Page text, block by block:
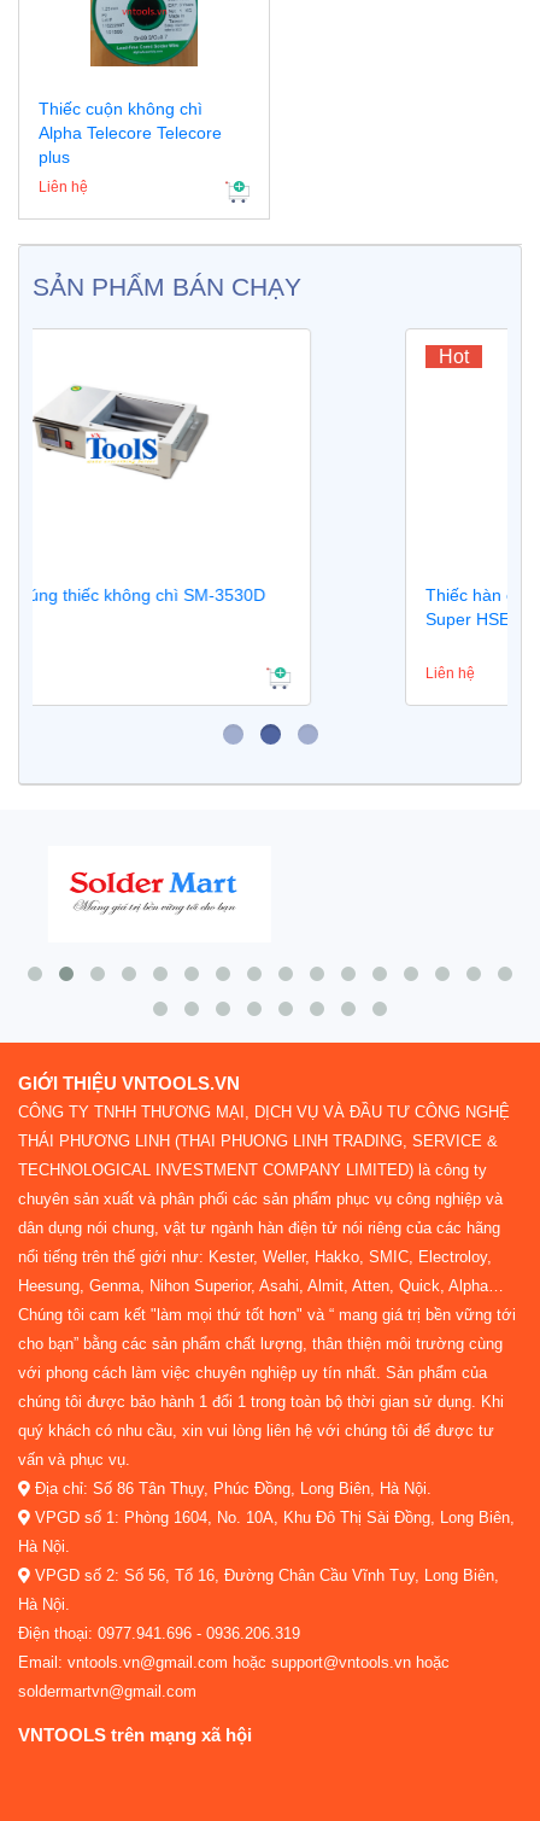
Thiếc cuộn không chì
Alpha Telecore Telecore
plus
Liên hệ
SẢN PHẨM BÁN CHẠY
Thiếc hàn cuộn không chì Heesung HGF32
GIỚI THIỆU VNTOOLS.VN
CÔNG TY TNHH THƯƠNG MẠI, DỊCH VỤ VÀ ĐẦU TƯ CÔNG NGHỆ
THÁI PHƯƠNG LINH (THAI PHUONG LINH TRADING, SERVICE &
TECHNOLOGICAL INVESTMENT COMPANY LIMITED) là công ty
chuyên sản xuất và phân phối các sản phẩm phục vụ công nghiệp và
dân dụng nói chung, vật tư ngành hàn điện tử nói riêng của các hãng
nổi tiếng trên thế giới như: Kester, Weller, Hakko, SMIC, Electroloy,
Heesung, Genma, Nihon Superior, Asahi, Almit, Atten, Quick, Alpha…
Chúng tôi cam kết "làm mọi thứ tốt hơn" và “ mang giá trị bền vững tới
cho bạn” bằng các sản phẩm chất lượng, thân thiện môi trường cùng
với phong cách làm việc chuyên nghiệp uy tín nhất. Sản phẩm của
chúng tôi được bảo hành 1 đổi 1 trong toàn bộ thời gian sử dụng. Khi
quý khách có nhu cầu, xin vui lòng liên hệ với chúng tôi để được tư
vấn và phục vụ.
Địa chỉ: Số 86 Tân Thụy, Phúc Đồng, Long Biên, Hà Nội.
VPGD số 1: Phòng 1604, No. 10A, Khu Đô Thị Sài Đồng, Long Biên,
Hà Nội.
VPGD số 2: Số 56, Tổ 16, Đường Chân Cầu Vĩnh Tuy, Long Biên,
Hà Nội.
Điện thoại: 0977.941.696 - 0936.206.319
Email: vntools.vn@gmail.com hoặc support@vntools.vn hoặc
soldermartvn@gmail.com
VNTOOLS trên mạng xã hội